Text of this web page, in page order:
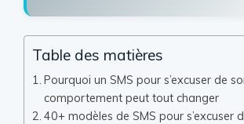
Table des matières
Pourquoi un SMS pour s’excuser de
comportement peut tout changer
40+ modèles de SMS pour s’excuser